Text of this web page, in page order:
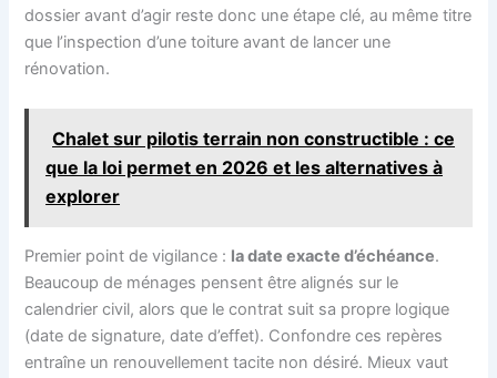
dossier avant d’agir reste donc une étape clé, au même titre
que l’inspection d’une toiture avant de lancer une
rénovation.
Chalet sur pilotis terrain non constructible : ce
que la loi permet en 2026 et les alternatives à
explorer
Premier point de vigilance : la date exacte d’échéance.
Beaucoup de ménages pensent être alignés sur le
calendrier civil, alors que le contrat suit sa propre logique
(date de signature, date d’effet). Confondre ces repères
entraîne un renouvellement tacite non désiré. Mieux vaut